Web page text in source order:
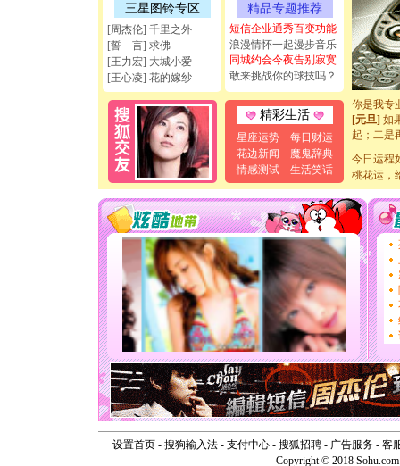
三星图铃专区
[周杰伦] 千里之外
[誓 言] 求佛
[王力宏] 大城小爱
[王心凌] 花的嫁纱
精品专题推荐
短信企业通秀百变功能
浪漫情怀一起漫步音乐
同城约会今夜告别寂寞
敢来挑战你的球技吗？
精彩生活
星座运势
每日财运
花边新闻
魔鬼辞典
情感测试
生活笑话
能正大光
天都要快
[圣诞节]
如意,快
[元旦]看
断电。爱
你是我专
[元旦] 如
起；二是
离。水晶
[元旦]当
泣，这痛
卖了。水
[春节]风
颜！冬
道一声平
[春节]
传
片叶子
送你一
[圣诞节]
你太多
要平安
[圣诞节]
能正大光
天都要快
[圣诞节]
如意,快
[元旦]看
断电。爱
你是我专
[元旦]如
今日运程
桃花运，
设置首页- 搜狗输入法- 支付中心- 搜狐招聘- 广告服务- 客
Copyright © 2018